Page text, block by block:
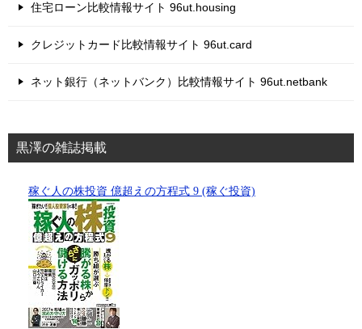
住宅ローン比較情報サイト 96ut.housing
クレジットカード比較情報サイト 96ut.card
ネット銀行（ネットバンク）比較情報サイト 96ut.netbank
黒澤の雑誌掲載
稼ぐ人の株投資 億超えの方程式 9 (稼ぐ投資)